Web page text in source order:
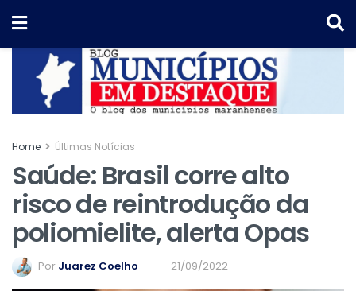
Home Últimas Notícias
Saúde: Brasil corre alto
risco de reintrodução da
poliomielite, alerta Opas
Por Juarez Coelho 21/09/2022